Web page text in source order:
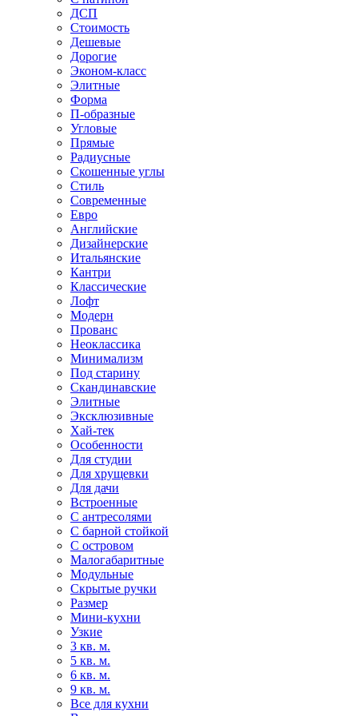
ДСП
Стоимость
Дешевые
Дорогие
Эконом-класс
Элитные
Форма
П-образные
Угловые
Прямые
Радиусные
Скошенные углы
Стиль
Современные
Евро
Английские
Дизайнерские
Итальянские
Кантри
Классические
Лофт
Модерн
Прованс
Неоклассика
Минимализм
Под старину
Скандинавские
Элитные
Эксклюзивные
Хай-тек
Особенности
Для студии
Для хрущевки
Для дачи
Встроенные
С антресолями
С барной стойкой
С островом
Малогабаритные
Модульные
Скрытые ручки
Размер
Мини-кухни
Узкие
3 кв. м.
5 кв. м.
6 кв. м.
9 кв. м.
Все для кухни